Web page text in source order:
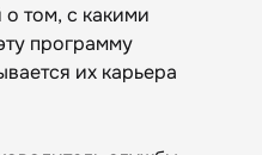
о том, с какими
программу
их карьера